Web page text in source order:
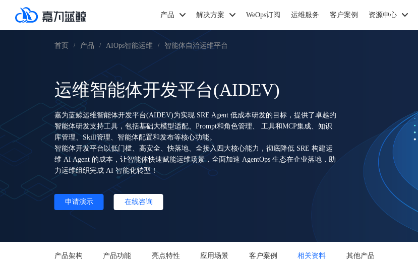
产品 解决方案 WeOps订阅 运维服务 客户案例 资源中心
首页 / 产品 / AIOps智能运维 / 智能体自治运维平台
运维智能体开发平台(AIDEV)
嘉为蓝鲸运维智能体开发平台(AIDEV)为实现 SRE Agent 低成本研发的目标，提供了卓越的
智能体研发支持工具，包括基础大模型适配、Prompt和角色管理、 工具和MCP集成、知识
库管理、Skill管理、智能体配置和发布等核心功能。
智能体开发平台以低门槛、高安全、快落地、全接入四大核心能力，彻底降低 SRE 构建运
维 AI Agent 的成本，让智能体快速赋能运维场景，全面加速 AgentOps 生态在企业落地，助
力运维组织完成 AI 智能化转型！
申请演示 在线咨询
产品架构 产品功能 亮点特性 应用场景 客户案例 相关资料 其他产品